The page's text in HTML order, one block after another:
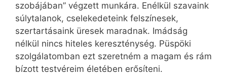
szobájában” végzett munkára. Enélkül szavaink
súlytalanok, cselekedeteink felszínesek,
szertartásaink üresek maradnak. Imádság
nélkül nincs hiteles kereszténység. Püspöki
szolgálatomban ezt szeretném a magam és rám
bízott testvéreim életében erősíteni.